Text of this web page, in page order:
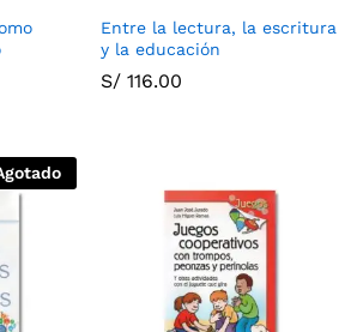
Entre la lectura, la escritura
y la educación
S/ 116.00